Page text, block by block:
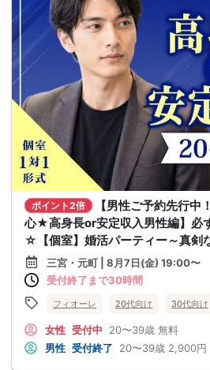
ポイント2倍
【男性ご予約先行
心★高身長or安定収入男性編】必
☆【個室】婚活パーティー～真剣
三宮・元町 | 8月7日(金) 19:00〜
受付終了まで30時間
フィオーレ 20代向け 30代向け
女性 受付中 20〜39歳 無料
男性 受付終了 20〜39歳 2,900円